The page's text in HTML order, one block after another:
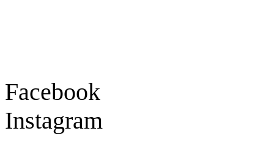
Facebook
Instagram